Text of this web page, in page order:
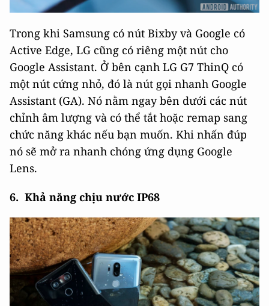
Trong khi Samsung có nút Bixby và Google có
Active Edge, LG cũng có riêng một nút cho
Google Assistant. Ở bên cạnh LG G7 ThinQ có
một nút cứng nhỏ, đó là nút gọi nhanh Google
Assistant (GA). Nó nằm ngay bên dưới các nút
chỉnh âm lượng và có thể tắt hoặc remap sang
chức năng khác nếu bạn muốn. Khi nhấn đúp
nó sẽ mở ra nhanh chóng ứng dụng Google
Lens.
6. Khả năng chịu nước IP68